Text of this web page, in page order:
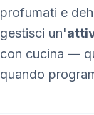
profumati e
gestisci un'
con cucina —
quando